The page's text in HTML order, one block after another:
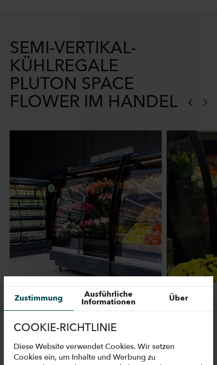
SEMI-VERTIKAL-
KÜHLREGALE
PLUTON SPACE
FLOWER IM HANDEL
TECHNISCHE
Zustimmung Ausführliche
Informationen Über
COOKIE-RICHTLINIE
Diese Website verwendet Cookies. Wir setzen
Cookies ein, um Inhalte und Werbung zu